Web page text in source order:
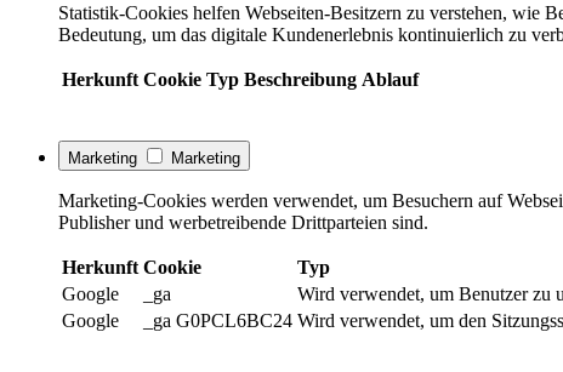
Statistik-Cookies helfen Webseiten-Besitzern zu verstehen, wie
Bedeutung, um das digitale Kundenerlebnis kontinuierlich zu
Herkunft Cookie Typ Beschreibung Ablauf
Marketing Marketing
Marketing-Cookies werden verwendet, um Besuchern auf
Publisher und werbetreibende Drittparteien sind.
Herkunft Cookie Typ
Google
_ga Wird verwendet, um Benutzer zu
Google
_ga G0PCL6BC24 Wird verwendet, um den